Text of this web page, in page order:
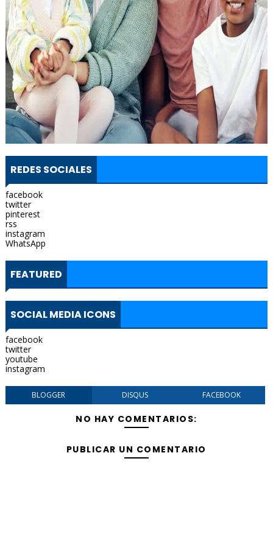
REDES SOCIALES
facebook
twitter
pinterest
rss
instagram
WhatsApp
FEATURED
SOCIAL MEDIA ICONS
facebook
twitter
youtube
instagram
BLOGGER DISQUS FACEBOOK
NO HAY COMENTARIOS:
PUBLICAR UN COMENTARIO